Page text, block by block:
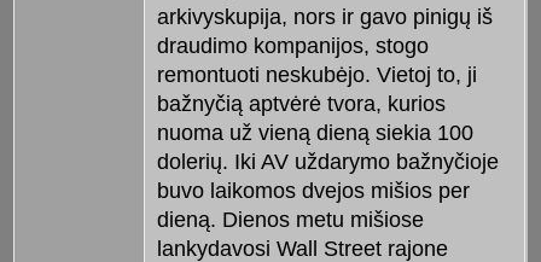
arkivyskupija, nors ir gavo pinigų iš
draudimo kompanijos, stogo
remontuoti neskubėjo. Vietoj to, ji
bažnyčią aptvėrė tvora, kurios
nuoma už vieną dieną siekia 100
dolerių. Iki AV uždarymo bažnyčioje
buvo laikomos dvejos mišios per
dieną. Dienos metu mišiose
lankydavosi Wall Street rajone